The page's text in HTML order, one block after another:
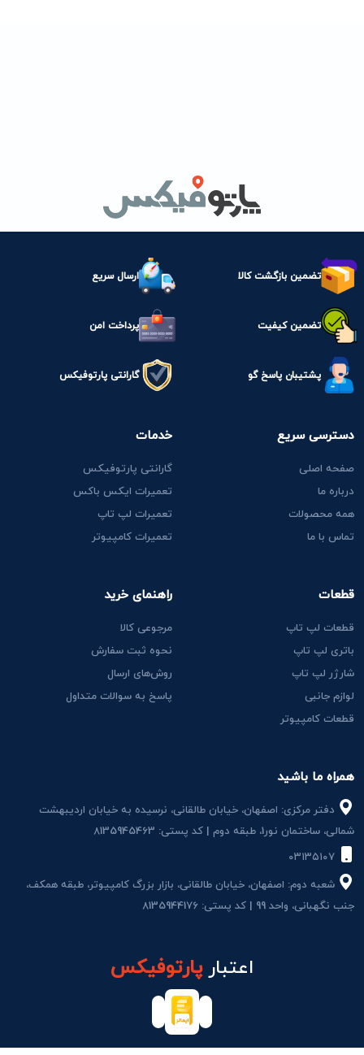
تضمین بازگشت کالا ارسال سریع
تضمین کیفیت پرداخت امن
پشتیبان پاسخ گو گارانتی پارتوفیکس
همراه ما باشید
دفتر مرکزی: اصفهان، خیابان طالقانی، نرسیده به خیابان اردیبهشت
شمالی، ساختمان نور1، طبقه دوم | کد پستی: 8135945463
شعبه دوم: اصفهان، خیابان طالقانی، بازار بزرگ کامپیوتر، طبقه همکف،
جنب نگهبانی، واحد 99 | کد پستی: 8135944176
دسترسی سریع
صفحه اصلی
درباره ما
همه محصولات
تماس با ما
قطعات
قطعات لپ تاپ
باتری لپ تاپ
شارژر لپ تاپ
لوازم جانبی
قطعات کامپیوتر
خدمات
گارانتی پارتوفیکس
تعمیرات ایکس باکس
تعمیرات لپ تاپ
تعمیرات کامپیوتر
راهنمای خرید
مرجوعی کالا
نحوه ثبت سفارش
روش‌های ارسال
پاسخ به سوالات متداول
اعتبارپارتوفیکس